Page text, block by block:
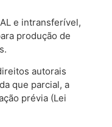
e intransferível,
produção de
autorais
que parcial, a
prévia (Lei